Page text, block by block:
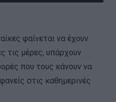
φαίνεται να έχουν
τις μέρες, υπάρχουν
που τους κάνουν να
στις καθημερινές